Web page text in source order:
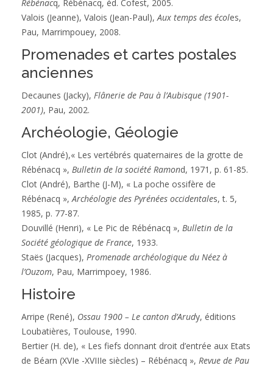
Rébénacq, Rébénacq, éd. Cofest, 2005.
Valois (Jeanne), Valois (Jean-Paul), Aux temps des écoles,
Pau, Marrimpouey, 2008.
Promenades et cartes postales
anciennes
Decaunes (Jacky), Flânerie de Pau à l’Aubisque (1901-
2001), Pau, 2002.
Archéologie, Géologie
Clot (André),« Les vertébrés quaternaires de la grotte de
Rébénacq », Bulletin de la société Ramond, 1971, p. 61-85.
Clot (André), Barthe (J-M), « La poche ossifère de
Rébénacq », Archéologie des Pyrénées occidentales, t. 5,
1985, p. 77-87.
Douvillé (Henri), « Le Pic de Rébénacq », Bulletin de la
Société géologique de France, 1933.
Staës (Jacques), Promenade archéologique du Néez à
l’Ouzom, Pau, Marrimpoey, 1986.
Histoire
Arripe (René), Ossau 1900 – Le canton d’Arudy, éditions
Loubatières, Toulouse, 1990.
Bertier (H. de), « Les fiefs donnant droit d’entrée aux Etats
de Béarn (XVIe -XVIIIe siècles) – Rébénacq », Revue de Pau